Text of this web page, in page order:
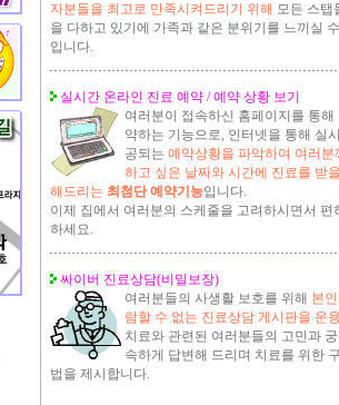
자분들을 최고로 만족시켜드리기 위해 모든 스탭
을 다하고 있기에 가족과 같은 분위기를 느끼실
입니다.
실시간 온라인 진료 예약 / 예약 상황 보기
여러분이 접속하신 홈페이지를 통해
약하는 기능으로, 인터넷을 통해 실
공되는 예약상황을 파악하여 여러분
하고 싶은 날짜와 시간에 진료를 받
해드리는 최첨단 예약기능입니다.
이제 집에서 여러분의 스케줄을 고려하시면서 편
하세요.
싸이버 진료상담(비밀보장)
여러분들의 사생활 보호를 위해 본
람할 수 없는 진료상담 게시판을 운
치료와 관련된 여러분들의 고민과
속하게 답변해 드리며 치료를 위한
법을 제시합니다.